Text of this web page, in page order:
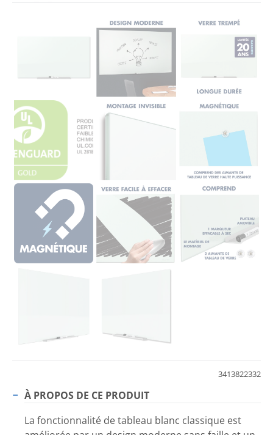
3413822332
À PROPOS DE CE PRODUIT
La fonctionnalité de tableau blanc classique est